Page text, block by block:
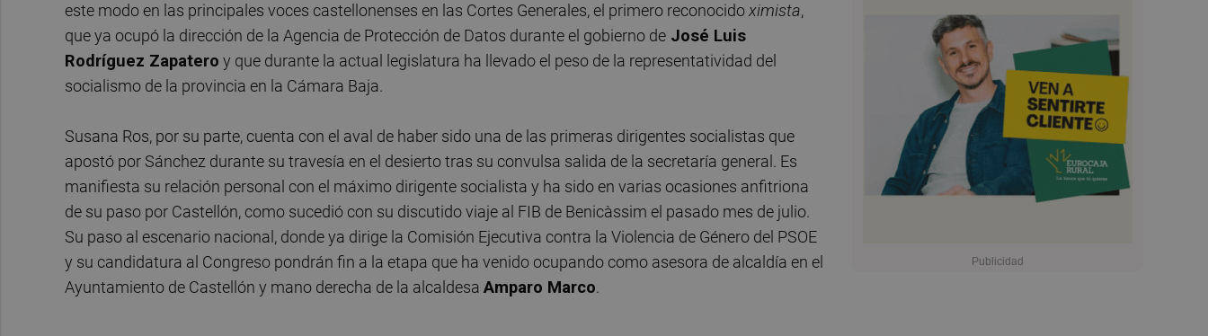
este modo en las principales voces castellonenses en las Cortes Generales, el primero reconocidoximista,
que ya ocupó la dirección de la Agencia de Protección de Datos durante el gobierno de José Luis
Rodríguez Zapatero y que durante la actual legislatura ha llevado el peso de la representatividad del
socialismo de la provincia en la Cámara Baja.
Susana Ros, por su parte, cuenta con el aval de haber sido una de las primeras dirigentes socialistas que
apostó por Sánchez durante su travesía en el desierto tras su convulsa salida de la secretaría general. Es
manifiesta su relación personal con el máximo dirigente socialista y ha sido en varias ocasiones anfitriona
de su paso por Castellón, como sucedió con su discutido viaje al FIB de Benicàssim el pasado mes de julio.
Su paso al escenario nacional, donde ya dirige la Comisión Ejecutiva contra la Violencia de Género del PSOE
y su candidatura al Congreso pondrán fin a la etapa que ha venido ocupando como asesora de alcaldía en el
Ayuntamiento de Castellón y mano derecha de la alcaldesa Amparo Marco.